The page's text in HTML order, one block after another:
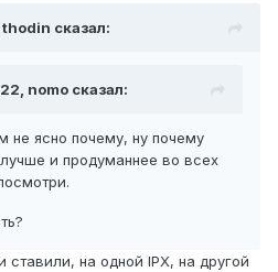
thodin сказал:
nomo сказал:
не ясно почему, ну почему
и продуманнее во всех
на одной IPX, на другой